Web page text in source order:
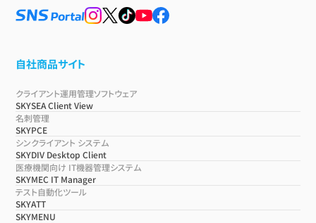
自社商品サイト
クライアント運用管理ソフトウェア
SKYSEA Client View
名刺管理
SKYPCE
シンクライアント システム
SKYDIV Desktop Client
医療機関向け IT機器管理システム
SKYMEC IT Manager
テスト自動化ツール
SKYATT
SKYMENU